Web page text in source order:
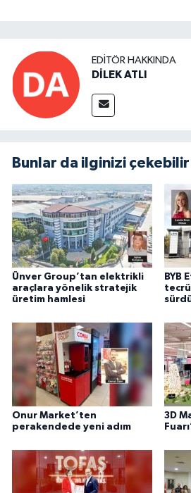
EDITÖR HAKKINDA
DİLEK ATLI
Bunlar da ilginizi çekebilir
Ünver Group’tan elektrikli
araçlara yönelik stratejik
üretim hamlesi
BYB
Onur Market’ten
perakendede yeni adım
3D